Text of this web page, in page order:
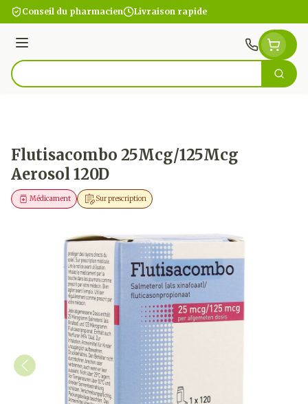
Aller au contenu
Conseil du pharmacien Livraison rapide
Menu
Rechercher
Flutisacombo 25Mcg/125Mcg
Aerosol 120D
Sur prescription
Médicament